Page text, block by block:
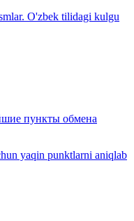
O'zbek tilidagi kulgu
пункты обмена
yaqin punktlarni aniqlab